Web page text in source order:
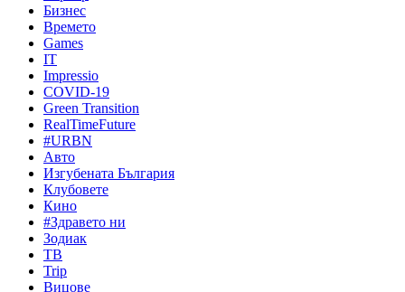
Бизнес
Времето
Games
IT
Impressio
COVID-19
Green Transition
RealTimeFuture
#URBN
Авто
Изгубената България
Клубовете
Кино
#Здравето ни
Зодиак
ТВ
Trip
Вицове